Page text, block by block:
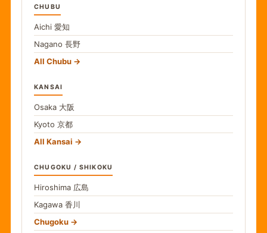
CHUBU
Aichi 愛知
Nagano 長野
All Chubu
KANSAI
Osaka 大阪
Kyoto 京都
All Kansai
CHUGOKU / SHIKOKU
Hiroshima 広島
Kagawa 香川
Chugoku